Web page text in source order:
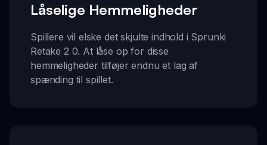
Låselige Hemmeligheder
Spillere vil elske det skjulte indhold i Sprunki
Retake 2 0. At låse op for disse
hemmeligheder tilføjer endnu et lag af
spænding til spillet.